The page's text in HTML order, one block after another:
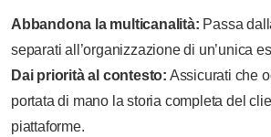
Abbandona la multicanalità: Passa
separati all’organizzazione di un’unica
Dai priorità al contesto: Assicurati che
portata di mano la storia completa del
piattaforme.